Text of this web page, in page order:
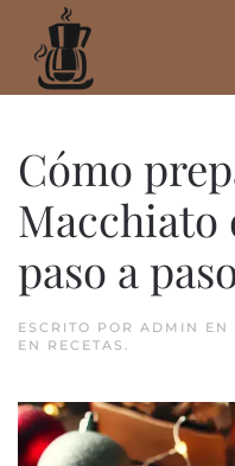
Ir
al
Cómo
Macchiato
paso a
ESCRITO POR ADMIN EN
EN RECETAS .